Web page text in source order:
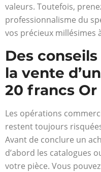
valeurs. Toutefois,
professionnalisme du
vos précieux millésimes
Des
la vente
20 francs Or
Les opérations
restent toujours
Avant de conclure un
d’abord les catalogues
votre pièce. Vous